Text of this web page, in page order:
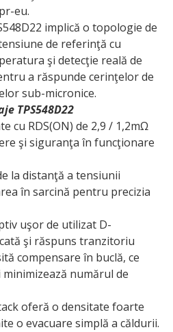
eu.
implică o topologie de
de referinţă cu
şi detecţie reală de
a răspunde cerin­ţelor de
sub-micronice.
TPS548D22
cu RDS(ON) de 2,9 / 1,2mΩ
şi siguranţa în funcţionare
la distanţă a tensiunii
în sarcină pentru precizia
uşor de utilizat D-
şi răspuns tranzitoriu
compensare în buclă, ce
numărul de
oferă o densitate foarte
o evacuare simplă a căldurii.